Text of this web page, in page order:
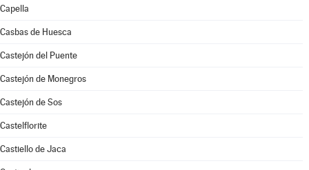
Capella
Casbas de Huesca
Castejón del Puente
Castejón de Monegros
Castejón de Sos
Castelflorite
Castiello de Jaca